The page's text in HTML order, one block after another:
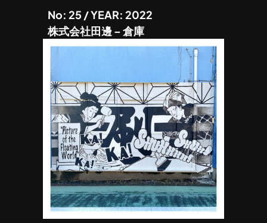
No: 25 / YEAR: 2022
株式会社田邊 – 倉庫